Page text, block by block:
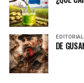
EDITORIAL
DE